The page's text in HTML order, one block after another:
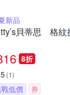
新品
貝蒂思 格紋
8折
5 (1)
低價 券